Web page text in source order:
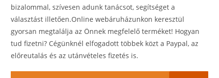
bizalommal, szívesen adunk tanácsot, segítséget a
választást illetően.Online webáruházunkon keresztül
gyorsan megtalálja az Önnek megfelelő terméket! Hogyan
tud fizetni? Cégünknél elfogadott többek közt a Paypal, az
előreutalás és az utánvételes fizetés is.